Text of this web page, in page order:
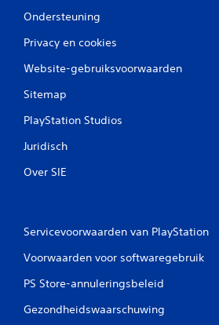
Ondersteuning
Privacy en cookies
Website-gebruiksvoorwaarden
Sitemap
PlayStation Studios
Juridisch
Over SIE
Servicevoorwaarden van PlayStation
Voorwaarden voor softwaregebruik
PS Store-annuleringsbeleid
Gezondheidswaarschuwing